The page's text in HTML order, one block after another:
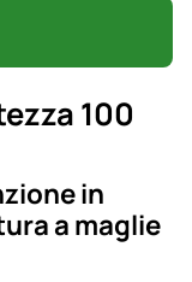
100
in
a maglie